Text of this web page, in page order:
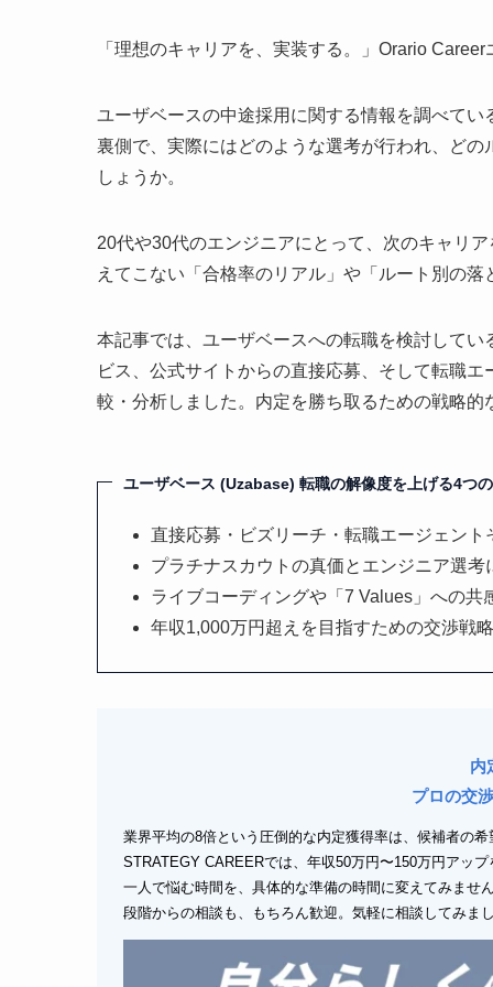
「理想のキャリアを、実装する。」Orario
ユーザベースの中途採用に関する情報を調べて
裏側で、実際にはどのような選考が行われ、ど
しょうか。
20代や30代のエンジニアにとって、次のキャリ
えてこない「合格率のリアル」や「ルート別の
本記事では、ユーザベースへの転職を検討して
ビス、公式サイトからの直接応募、そして転職
較・分析しました。内定を勝ち取るための戦略
ユーザベース (Uzabase) 転職の解像度を上げる4つ
直接応募・ビズリーチ・転職エージェン
プラチナスカウトの真価とエンジニア選
ライブコーディングや「7 Values」への
年収1,000万円超えを目指すための交渉戦
内
プロの交
業界平均の8倍という圧倒的な内定獲得率は、候補者の
STRATEGY CAREERでは、年収50万円〜150万円アッ
一人で悩む時間を、具体的な準備の時間に変えてみませ
段階からの相談も、もちろん歓迎。気軽に相談してみま